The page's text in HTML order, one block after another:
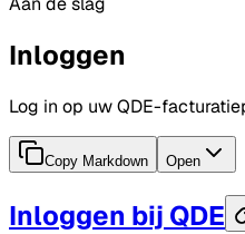
Inloggen
Log in op uw QDE-
Copy Markdown Open
Inloggen bij QDE